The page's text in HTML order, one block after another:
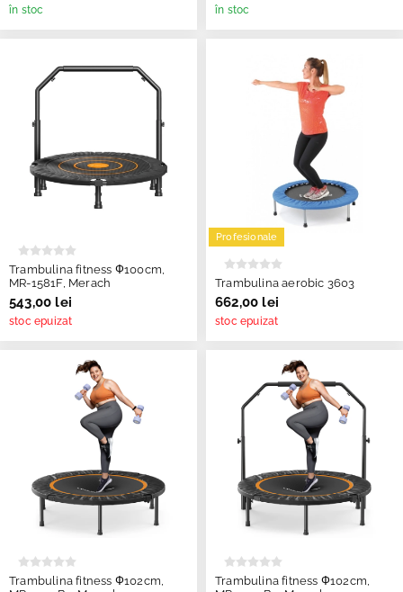
în stoc în stoc
Trambulina fitness Ф100cm,
MR-1581F, Merach
543,00 lei
stoc epuizat
Profesionale
Trambulina aerobic 3603
662,00 lei
stoc epuizat
Trambulina fitness Ф102cm,
Trambulina fitness Ф102cm,